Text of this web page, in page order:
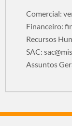
Comercial:
Financeiro:
Recursos
SAC:
Assuntos